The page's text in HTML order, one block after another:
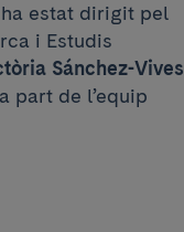
estat dirigit pel
i Estudis
Sánchez-Vives
part de l’equip